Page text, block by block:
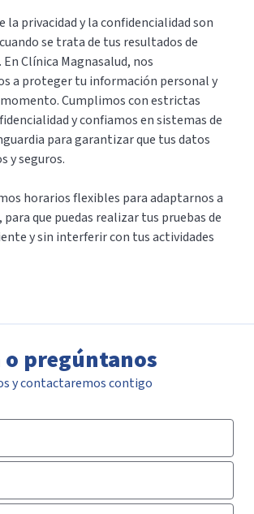
la privacidad y la confidencialidad son
se trata de tus resultados de
Clínica Magnasalud, nos
a proteger tu información personal y
Cumplimos con estrictas
y confiamos en sistemas de
para garantizar que tus datos
y seguros.
horarios flexibles para adaptarnos a
para que puedas realizar tus pruebas de
y sin interferir con tus actividades
o pregúntanos
y contactaremos contigo